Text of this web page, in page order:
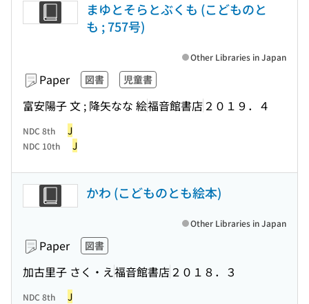
まゆとそらとぶくも (こどものと
も ; 757号)
Paper 図書 児童書
富安陽子 文 ; 降矢なな 絵福音館書店 ２０１９．４
Other Libraries in Japan
NDC 8th J
NDC 10th J
かわ (こどものとも絵本)
Paper 図書
加古里子 さく・え 福音館書店 ２０１８．３
Other Libraries in Japan
NDC 8th J